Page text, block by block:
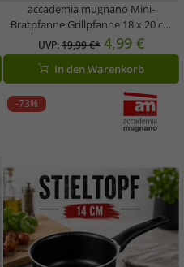
accademia mugnano Mini-
Bratpfanne Grillpfanne 18 x 20 cm
Aluminiumguss
Antihaftbeschichtung Made in Italy
Schwarz
UVP:19,99 €* 4,99 €
In den Warenkorb
-73%